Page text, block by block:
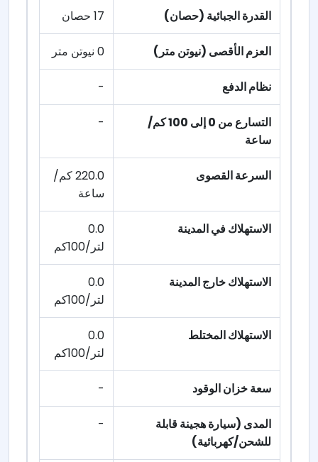
القدرة الجبائية (حصان) 17 حصان
العزم الأقصى (نيوتن متر) 0 نيوتن متر
نظام الدفع -
التسارع من 0 إلى 100 كم/
ساعة
-
السرعة القصوى
220.0 كم/
ساعة
الاستهلاك في المدينة
0.0
لتر/100كم
الاستهلاك خارج المدينة
0.0
لتر/100كم
الاستهلاك المختلط
0.0
لتر/100كم
سعة خزان الوقود -
المدى (سيارة هجينة قابلة
للشحن/كهربائية)
-